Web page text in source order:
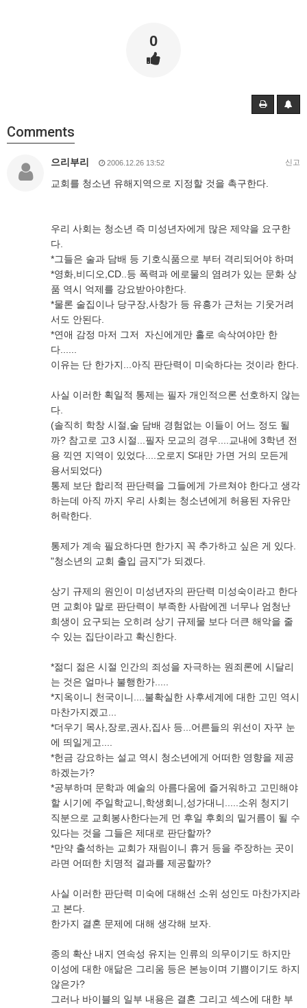
0
Comments
으리부리 2006.12.26 13:52 신고
교회를 청소년 유해지역으로 지정할 것을 촉구한다.
우리 사회는 청소년 즉 미성년자에게 많은 제약을 요구한
다.
*그들은 술과 담배 등 기호식품으로 부터 격리되어야 하며
*영화,비디오,CD..등 폭력과 에로물의 염려가 있는 문화 상
품 역시 억제를 강요받아야한다.
*물론 술집이나 당구장,사창가 등 유흥가 근처는 기웃거려
서도 안된다.
*연애 감정 마저 그저 자신에게만 홀로 속삭여야만 한
다......
이유는 단 한가지...아직 판단력이 미숙하다는 것이라 한다.
사실 이러한 획일적 통제는 필자 개인적으론 선호하지 않는
다.
(솔직히 학창 시절,술 담배 경험없는 이들이 어느 정도 될
까? 참고로 고3 시절...필자 모교의 경우....교내에 3학년 전
용 끽연 지역이 있었다....오로지 S대만 가면 거의 모든게
용서되었다)
통제 보단 합리적 판단력을 그들에게 가르쳐야 한다고 생각
하는데 아직 까지 우리 사회는 청소년에게 허용된 자유만
허락한다.
통제가 계속 필요하다면 한가지 꼭 추가하고 싶은 게 있다.
"청소년의 교회 출입 금지"가 되겠다.
상기 규제의 원인이 미성년자의 판단력 미성숙이라고 한다
면 교회야 말로 판단력이 부족한 사람에겐 너무나 엄청난
희생이 요구되는 오히려 상기 규제물 보다 더큰 해악을 줄
수 있는 집단이라고 확신한다.
*젊디 젊은 시절 인간의 죄성을 자극하는 원죄론에 시달리
는 것은 얼마나 불행한가.....
*지옥이니 천국이니....불확실한 사후세계에 대한 고민 역시
마찬가지겠고...
*더우기 목사,장로,권사,집사 등...어른들의 위선이 자꾸 눈
에 띄일게고....
*헌금 강요하는 설교 역시 청소년에게 어떠한 영향을 제공
하겠는가?
*공부하며 문학과 예술의 아름다움에 즐거워하고 고민해야
할 시기에 주일학교니,학생회니,성가대니.....소위 청지기
직분으로 교회봉사한다는게 먼 후일 후회의 밑거름이 될 수
있다는 것을 그들은 제대로 판단할까?
*만약 출석하는 교회가 재림이니 휴거 등을 주장하는 곳이
라면 어떠한 치명적 결과를 제공할까?
사실 이러한 판단력 미숙에 대해선 소위 성인도 마찬가지라
고 본다.
한가지 결혼 문제에 대해 생각해 보자.
종의 확산 내지 연속성 유지는 인류의 의무이기도 하지만
이성에 대한 애닮은 그리움 등은 본능이며 기쁨이기도 하지
않은가?
그러나 바이블의 일부 내용은 결혼 그리고 섹스에 대한 부